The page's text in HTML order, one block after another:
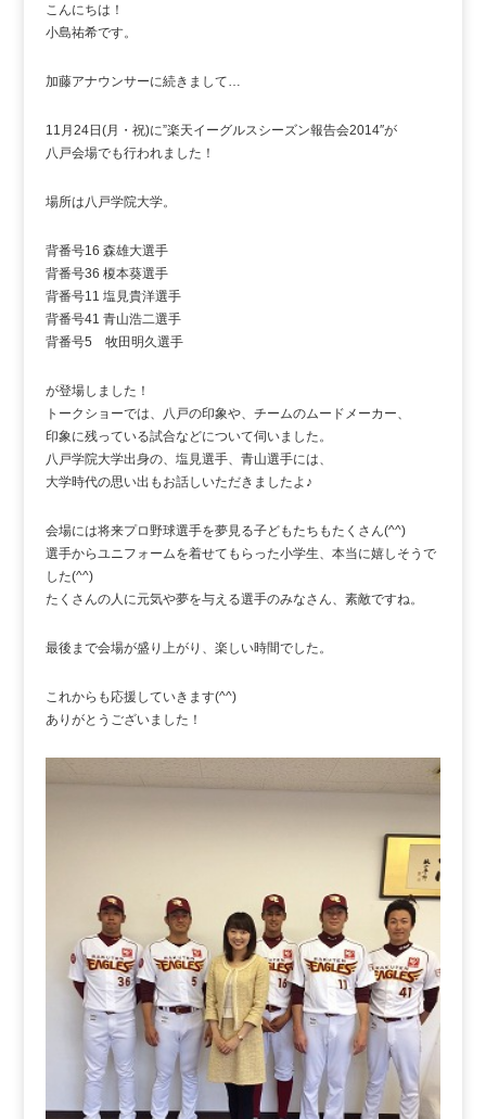
こんにちは！
小島祐希です。
加藤アナウンサーに続きまして…
11月24日(月・祝)に”楽天イーグルスシーズン報告会2014″が
八戸会場でも行われました！
場所は八戸学院大学。
背番号16 森雄大選手
背番号36 榎本葵選手
背番号11 塩見貴洋選手
背番号41 青山浩二選手
背番号5 牧田明久選手
が登場しました！
トークショーでは、八戸の印象や、チームのムードメーカー、
印象に残っている試合などについて伺いました。
八戸学院大学出身の、塩見選手、青山選手には、
大学時代の思い出もお話しいただきましたよ♪
会場には将来プロ野球選手を夢見る子どもたちもたくさん(^^)
選手からユニフォームを着せてもらった小学生、本当に嬉しそうで
した(^^)
たくさんの人に元気や夢を与える選手のみなさん、素敵ですね。
最後まで会場が盛り上がり、楽しい時間でした。
これからも応援していきます(^^)
ありがとうございました！